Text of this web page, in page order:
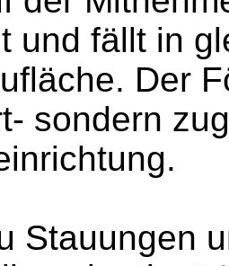
und fällt in
Der
sondern
Stauungen